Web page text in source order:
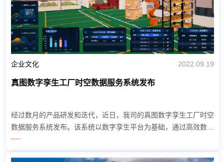
企业文化 2022.09.19
真图数字孪生工厂时空数据服务系统发布
经过数月的产品研发和迭代，近日，我司的真图数字孪生工厂时空
数据服务系统发布。该系统以数字孪生平台为基础，通过高效数据
采集和传输、多领域多尺度融合建模、数据驱动与物理模型融合、
Learn more >